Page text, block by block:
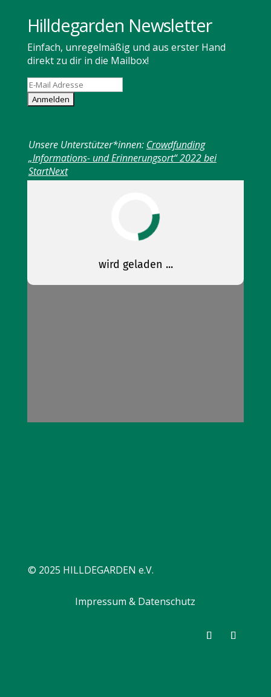
Hilldegarden Newsletter
Einfach, unregelmäßig und aus erster Hand
direkt zu dir in die Mailbox!
Unsere Unterstützer*innen: Crowdfunding
„Informations- und Erinnerungsort“ 2022 bei
StartNext
© 2025 HILLDEGARDEN e.V.
Impressum & Datenschutz